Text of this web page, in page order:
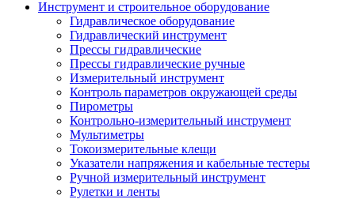
Инструмент и строительное оборудование
Гидравлическое оборудование
Гидравлический инструмент
Прессы гидравлические
Прессы гидравлические ручные
Измерительный инструмент
Контроль параметров окружающей среды
Пирометры
Контрольно-измерительный инструмент
Мультиметры
Токоизмерительные клещи
Указатели напряжения и кабельные тестеры
Ручной измерительный инструмент
Рулетки и ленты